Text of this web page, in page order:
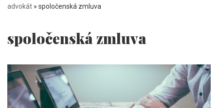
advokát » spoločenská zmluva
spoločenská zmluva